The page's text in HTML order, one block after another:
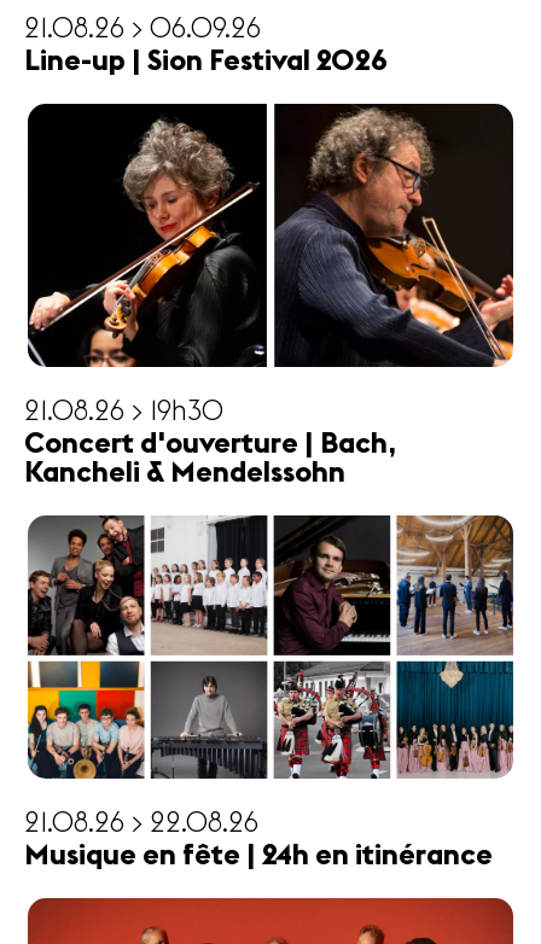
21.08.26 > 06.09.26
Line-up | Sion Festival 2026
21.08.26 > 19h30
Concert d'ouverture | Bach,
Kancheli & Mendelssohn
21.08.26 > 22.08.26
Musique en fête | 24h en itinérance